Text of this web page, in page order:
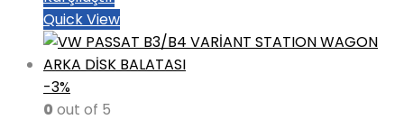
Quick View
-3%
0 out of 5